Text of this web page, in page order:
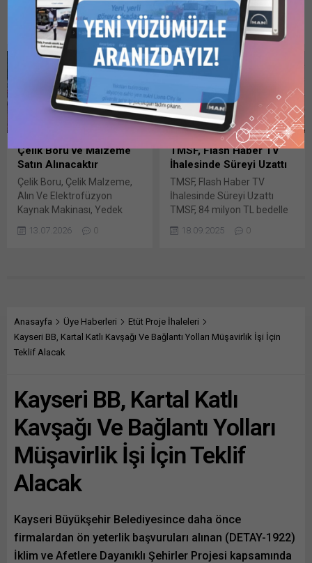
Facebook'ta paylaşmak için
tıklayın (Yeni...
açılır) LinkedIn WhatsApp'ta
paylaşmak için tıklayın (Yeni
pencerede açılır) WhatsApp
Facebook'ta paylaşmak için
tıklayın (Yeni...
Türkiye Petrolleri Anonim
Ortaklığı’nın (TPAO)
Karadeniz’de bulunan 21
sahasının ruhsat süreleri 3
yıl uzatıldı. Enerji ve Tabii
Kaynaklar Bakanlığı Maden
ve Petrol İşleri Genel
Müdürlüğünün petrol
hakkına müteallik kararları,
TPAO’nun Karadeniz’de ikili
belirlenen deniz yetki
alanları içerisinde Münhasır
Ekonomik Bölge veya Kıta
Sahanlığında...
16.12.2025 0
BOTAŞ – Boru Hatları İle
Petrol Taşıma Anonim
Şirketi Genel Müdürlüğü
Tedarik Ve Sözleşmeler
Daire Başkanlığı’nca bir süre
önce ihalesine çıkılan
2026/699296 İKN numaralı
dosya Bunu paylaş: X'te
paylaşmak için tıklayın (Yeni
pencerede açılır) X Linkedln
üzerinden paylaşmak için
tıklayın (Yeni pencerede
açılır) LinkedIn WhatsApp'ta
paylaşmak için tıklayın (Yeni
pencerede açılır) WhatsApp
Facebook'ta paylaşmak için
tıklayın (Yeni...
04.06.2026 0
Çelik Boru ve Malzeme
Satın Alınacaktır
Çelik Boru, Çelik Malzeme,
Alın Ve Elektrofüzyon
Kaynak Makinası, Yedek
Boru, Çelik Malzeme, Alın ve
üzerinden paylaşmak için
tıklayın (Yeni pencerede
açılır) LinkedIn WhatsApp'ta
Facebook'ta paylaşmak için
tıklayın (Yeni...
13.07.2026 0
TMSF, Flash Haber TV
İhalesinde Süreyi Uzattı
TMSF, Flash Haber TV
İhalesinde Süreyi Uzattı
TMSF, 84 milyon TL bedelle
TV’nin ihale takvimini
tıklayın (Yeni pencerede
açılır) LinkedIn WhatsApp'ta
tıklayın (Yeni...
18.09.2025 0
Anasayfa Üye Haberleri
Etüt Proje İhaleleri
Kayseri BB, Kartal Katlı Kavşağı Ve Bağlantı Yolları Müşavirlik İşi İçin
Teklif Alacak
Kayseri BB, Kartal Katlı
Kavşağı Ve Bağlantı Yolları
Müşavirlik İşi İçin Teklif
Alacak
Kayseri Büyükşehir Belediyesince daha önce
firmalardan ön yeterlik başvuruları alınan (DETAY-1922)
İklim ve Afetlere Dayanıklı Şehirler Projesi kapsamında